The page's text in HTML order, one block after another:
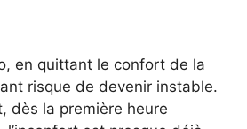
en quittant le confort de la
risque de devenir instable.
dès la première heure